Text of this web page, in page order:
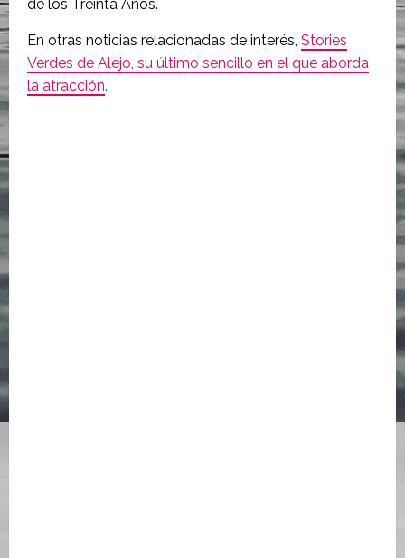
de los Treinta Años.
En otras noticias relacionadas de interés, Stories
Verdes de Alejo, su último sencillo en el que aborda
la atracción.